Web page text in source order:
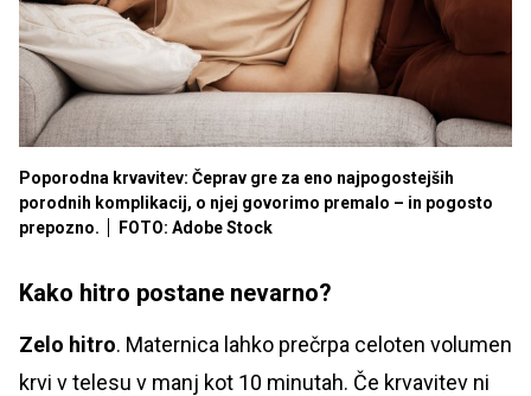
Poporodna krvavitev: Čeprav gre za eno najpogostejših
porodnih komplikacij, o njej govorimo premalo – in pogosto
prepozno.
FOTO: Adobe Stock
Kako hitro postane nevarno?
Zelo hitro. Maternica lahko prečrpa celoten volumen
krvi v telesu v manj kot 10 minutah. Če krvavitev ni